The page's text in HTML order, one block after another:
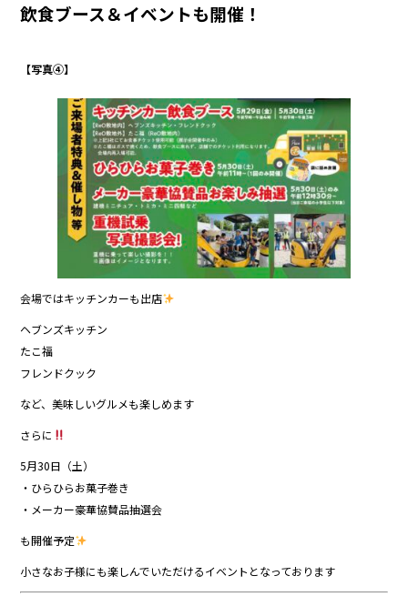
飲食ブース＆イベントも開催！
【写真④】
会場ではキッチンカーも出店
ヘブンズキッチン
たこ福
フレンドクック
など、美味しいグルメも楽しめます
さらに
5月30日（土）
・ひらひらお菓子巻き
・メーカー豪華協賛品抽選会
も開催予定
小さなお子様にも楽しんでいただけるイベントとなっております